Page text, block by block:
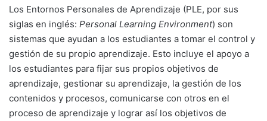
Los Entornos Personales de Aprendizaje (PLE, por sus
siglas en inglés: Personal Learning Environment) son
sistemas que ayudan a los estudiantes a tomar el control y
gestión de su propio aprendizaje. Esto incluye el apoyo a
los estudiantes para fijar sus propios objetivos de
aprendizaje, gestionar su aprendizaje, la gestión de los
contenidos y procesos, comunicarse con otros en el
proceso de aprendizaje y lograr así los objetivos de